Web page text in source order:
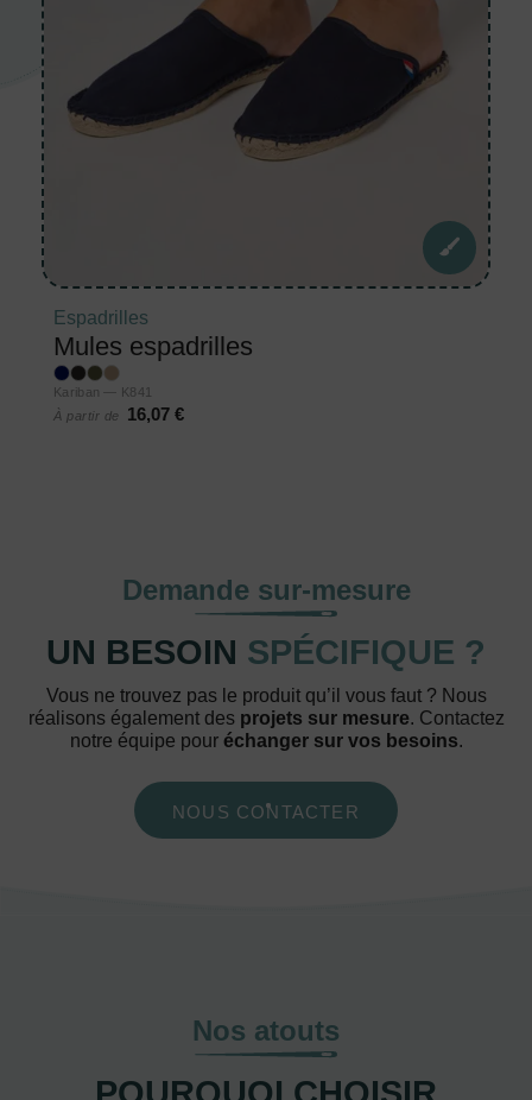
Espadrilles
Mules espadrilles
Kariban — K841
À partir de
16,07 €
Demande sur-mesure
UN BESOIN SPÉCIFIQUE ?
Vous ne trouvez pas le produit qu’il vous faut ? Nous
réalisons également des projets sur mesure. Contactez
notre équipe pour échanger sur vos besoins.
NOUS CONTACTER
Nos atouts